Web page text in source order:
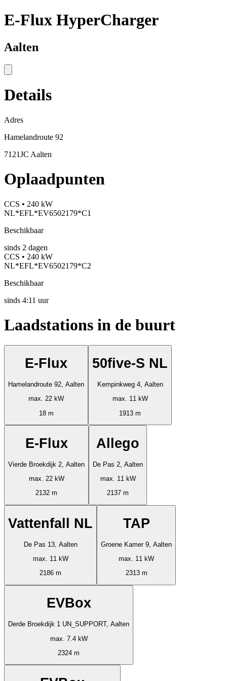
E-Flux HyperCharger
Aalten
Details
Adres
Hamelandroute 92
7121JC Aalten
Oplaadpunten
CCS • 240 kW
NL*EFL*EV6502179*C1
Beschikbaar
sinds 2 dagen
CCS • 240 kW
NL*EFL*EV6502179*C2
Beschikbaar
sinds 4:11 uur
Laadstations in de buurt
E-Flux
Hamelandroute 92, Aalten
max. 22 kW
18 m
50five-S NL
Kempinkweg 4, Aalten
max. 11 kW
1913 m
E-Flux
Vierde Broekdijk 2, Aalten
max. 22 kW
2132 m
Allego
De Pas 2, Aalten
max. 11 kW
2137 m
Vattenfall NL
De Pas 13, Aalten
max. 11 kW
2186 m
TAP
Groene Kamer 9, Aalten
max. 11 kW
2313 m
EVBox
Derde Broekdijk 1 UN_SUPPORT, Aalten
max. 7.4 kW
2324 m